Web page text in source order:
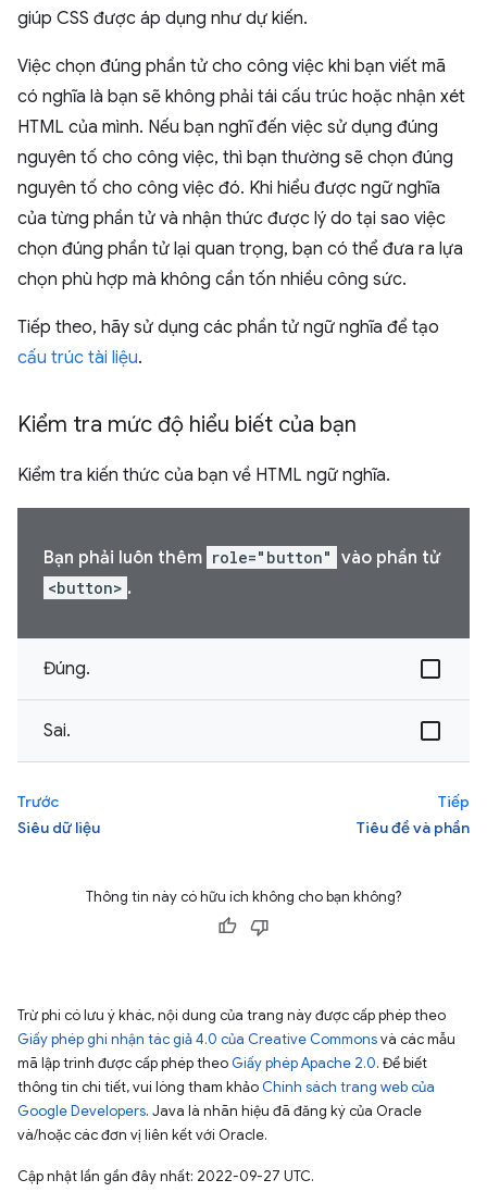
giúp CSS được áp dụng như dự kiến.
Việc chọn đúng phần tử cho công việc khi bạn viết mã
có nghĩa là bạn sẽ không phải tái cấu trúc hoặc nhận xét
HTML của mình. Nếu bạn nghĩ đến việc sử dụng đúng
nguyên tố cho công việc, thì bạn thường sẽ chọn đúng
nguyên tố cho công việc đó. Khi hiểu được ngữ nghĩa
của từng phần tử và nhận thức được lý do tại sao việc
chọn đúng phần tử lại quan trọng, bạn có thể đưa ra lựa
chọn phù hợp mà không cần tốn nhiều công sức.
Tiếp theo, hãy sử dụng các phần tử ngữ nghĩa để tạo
cấu trúc tài liệu.
Kiểm tra mức độ hiểu biết của bạn
Kiểm tra kiến thức của bạn về HTML ngữ nghĩa.
Bạn phải luôn thêm role="button" vào phần tử
<button> .
Đúng.
Sai.
Trước
Siêu dữ liệu
Tiếp
Tiêu đề và phần
Thông tin này có hữu ích không cho bạn không?
Trừ phi có lưu ý khác, nội dung của trang này được cấp phép theo
Giấy phép ghi nhận tác giả 4.0 của Creative Commonsvà các mẫu
mã lập trình được cấp phép theo Giấy phép Apache 2.0. Để biết
thông tin chi tiết, vui lòng tham khảo Chính sách trang web của
Google Developers. Java là nhãn hiệu đã đăng ký của Oracle
và/hoặc các đơn vị liên kết với Oracle.
Cập nhật lần gần đây nhất: 2022-09-27 UTC.